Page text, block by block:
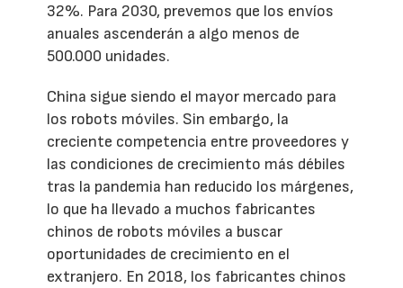
32%. Para 2030, prevemos que los envíos
anuales ascenderán a algo menos de
500.000 unidades.
China sigue siendo el mayor mercado para
los robots móviles. Sin embargo, la
creciente competencia entre proveedores y
las condiciones de crecimiento más débiles
tras la pandemia han reducido los márgenes,
lo que ha llevado a muchos fabricantes
chinos de robots móviles a buscar
oportunidades de crecimiento en el
extranjero. En 2018, los fabricantes chinos